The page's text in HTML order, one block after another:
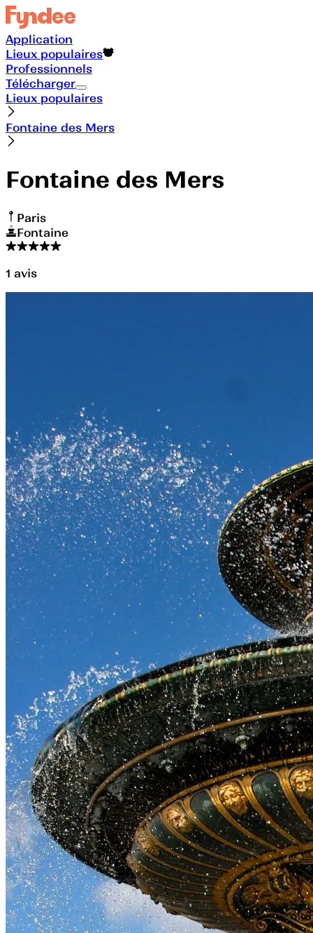
Application
Lieux populaires
Professionnels
Télécharger
Lieux populaires
Fontaine des Mers
Fontaine des Mers
Paris
Fontaine
1 avis